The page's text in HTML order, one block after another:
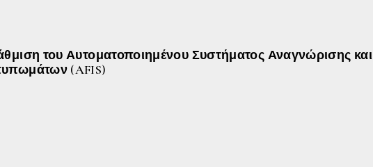
του Αυτοματοποιημένου Συστήματος Αναγνώρισης και
(AFIS)